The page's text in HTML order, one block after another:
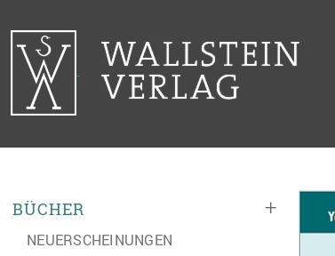
+
BÜCHER
NEUERSCHEINUNGEN